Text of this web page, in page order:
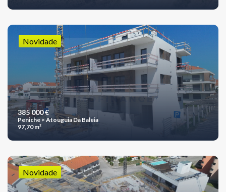
Novidade
385 000 €
Peniche > Atouguia Da Baleia
97,70 m²
Novidade